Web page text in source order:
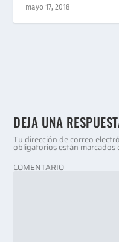
mayo 17, 2018
DEJA UNA
Tu dirección de correo
obligatorios están marcados
COMENTARIO